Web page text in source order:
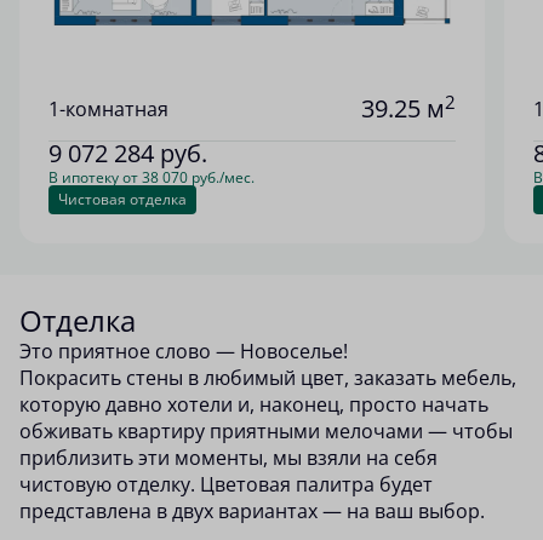
1-комнатная 39.25 м2
9 072 284 руб.
В ипотеку от 38 070 руб./мес.
Чистовая отделка
Отделка
Это приятное слово — Новоселье!
Покрасить стены в любимый цвет, заказать мебель,
которую давно хотели и, наконец, просто начать
обживать квартиру приятными мелочами — чтобы
приблизить эти моменты, мы взяли на себя
чистовую отделку. Цветовая палитра будет
представлена в двух вариантах — на ваш выбор.